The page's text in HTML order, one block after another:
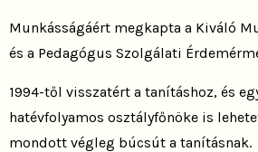
Munkásságáért megkapta a Kiváló
és a Pedagógus Szolgálati
1994-től visszatért a tanításhoz, és
hatévfolyamos osztályfőnöke is
mondott végleg búcsút a tanításnak.